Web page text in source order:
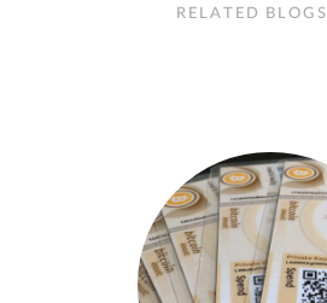
RELATED BLOGS